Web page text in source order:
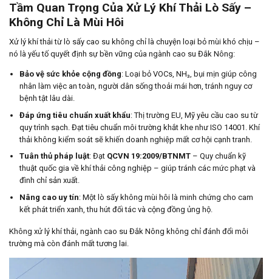
Tầm Quan Trọng Của Xử Lý Khí Thải Lò Sấy –
Không Chỉ Là Mùi Hôi
Xử lý khí thải từ lò sấy cao su không chỉ là chuyện loại bỏ mùi khó chịu –
nó là yếu tố quyết định sự bền vững của ngành cao su Đắk Nông:
Bảo vệ sức khỏe cộng đồng: Loại bỏ VOCs, NH₃, bụi mịn giúp công
nhân làm việc an toàn, người dân sống thoải mái hơn, tránh nguy cơ
bệnh tật lâu dài.
Đáp ứng tiêu chuẩn xuất khẩu: Thị trường EU, Mỹ yêu cầu cao su từ
quy trình sạch. Đạt tiêu chuẩn môi trường khắt khe như ISO 14001. Khí
thải không kiểm soát sẽ khiến doanh nghiệp mất cơ hội cạnh tranh.
Tuân thủ pháp luật: Đạt QCVN 19:2009/BTNMT– Quy chuẩn kỹ
thuật quốc gia về khí thải công nghiệp – giúp tránh các mức phạt và
đình chỉ sản xuất.
Nâng cao uy tín: Một lò sấy không mùi hôi là minh chứng cho cam
kết phát triển xanh, thu hút đối tác và cộng đồng ủng hộ.
Không xử lý khí thải, ngành cao su Đắk Nông không chỉ đánh đổi môi
trường mà còn đánh mất tương lai.